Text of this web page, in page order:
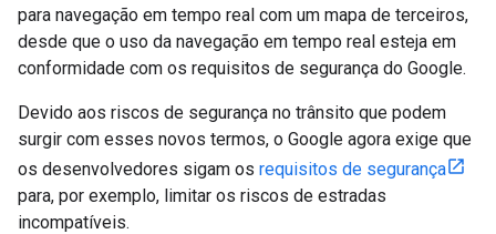
para navegação em tempo real com um mapa de terceiros,
desde que o uso da navegação em tempo real esteja em
conformidade com os requisitos de segurança do Google.
Devido aos riscos de segurança no trânsito que podem
surgir com esses novos termos, o Google agora exige que
os desenvolvedores sigam os requisitos de segurança
para, por exemplo, limitar os riscos de estradas
incompatíveis.